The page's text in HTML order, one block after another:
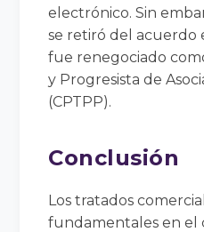
electrónico. Sin
se retiró del acuerdo
fue renegociado
y Progresista de
(CPTPP).
Conclusión
Los tratados
fundamentales en el